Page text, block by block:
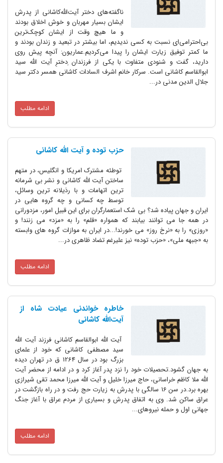
ناگفته‌های دختر آیت‌الله‌کاشانی از پدرش
ایشان بسیار مهربان و خوش اخلاق بودند
و ما هیچ وقت از ایشان کوچک‌ترین
بی‌احترامی‌ای نسبت به کسی ندیدیم، اما بیشتر در تبعید و زندان بودند و
ما کمتر توفیق زیارت ایشان را پیدا می‌کردیم.عماریون: آنچه پیش روی
دارید، گفت و شنودی متفاوت با یکی از فرزندان ِدخترِ آیت الله سید
ابوالقاسم کاشانی است. سرکار خانم اشرف السادات کاشانی همسر دکتر سید
جلال الدین مدنی در...
ادامه مطلب
حزب توده و آیت الله کاشانی
توطئه مشترک امریکا و انگلیس، در متهم
ساختن آیت الله کاشانی و نشر بی شرمانه
ترین اتهامات و با رذیلانه ترین وسائل،
توسط چه کسانی و چه گروه هایی در
ایران و جهان پیاده شد؟ بی شک استعمارگران برای این قبیل امور، مزدورانی
در همه جا می توانند بیابند که همواره «قلم» را به «مزد» می زنند! و
«روزی» را به «نرخ روز» می خورند!...در ایران به موازات گروه های وابسته
به «جبهه ملی»، «حزب توده» نیز علیرغم تضاد ظاهری در...
ادامه مطلب
خاطره خواندنی عیادت شاه از
آیت‌الله کاشانی
آیت الله ابوالقاسم کاشانی فرزند آیت الله
سید مصطفی کاشانی که خود از علمای
بزرگ بود در سال 1264 ق در تهران دیده
به جهان گشود.تحصیلات خود را نزد پدر آغاز کرد و در ادامه از محضر آیت
الله ملا کاظم خراسانی، حاج میرزا خلیل و آیت الله میرزا محمد تقی شیرازی
بهره برد.در سن 16 سالگی با پدرش به زیارت حج رفت و در راه بازگشت در
عراق ساکن شد. وی به اتفاق پدرش و بسیاری از مردم عراق با آغاز جنگ
جهانی اول و حمله نیروهای...
ادامه مطلب